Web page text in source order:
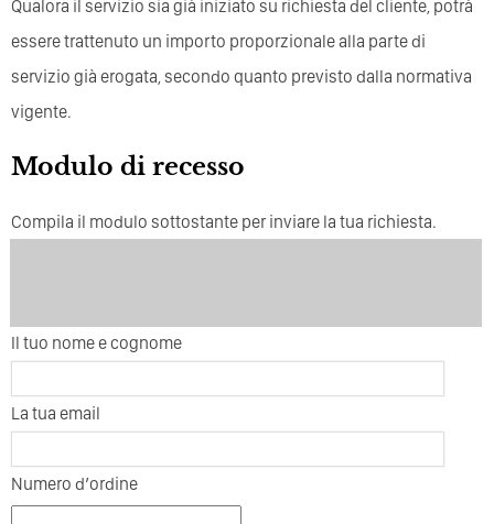
Qualora il servizio sia già iniziato su richiesta del cliente, potrà
essere trattenuto un importo proporzionale alla parte di
servizio già erogata, secondo quanto previsto dalla normativa
vigente.
Modulo di recesso
Compila il modulo sottostante per inviare la tua richiesta.
Il tuo nome e cognome
La tua email
Numero d’ordine